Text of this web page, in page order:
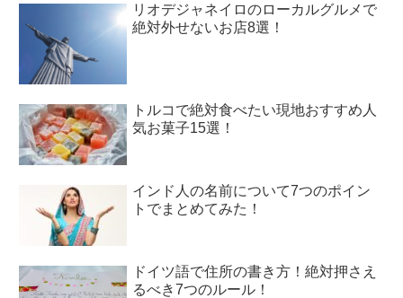
リオデジャネイロのローカルグルメで
絶対外せないお店8選！
トルコで絶対食べたい現地おすすめ人
気お菓子15選！
インド人の名前について7つのポイン
トでまとめてみた！
ドイツ語で住所の書き方！絶対押さえ
るべき7つのルール！